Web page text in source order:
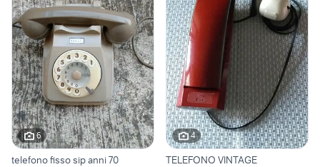
6
telefono fisso sip anni 70
4
TELEFONO VINTAGE